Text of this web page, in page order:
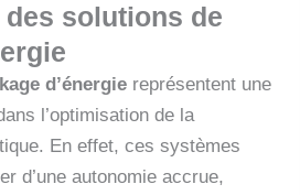
solutions de
d’énergie représentent une
l’optimisation de la
En effet, ces systèmes
d’une autonomie accrue,